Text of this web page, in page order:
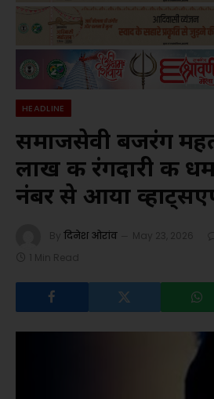
HEADLINE
समाजसेवी बजरंग
लाख की रंगदारी की
नंबर से आया
By दिनेश ओरांव May 23, 2026
1 Min Read